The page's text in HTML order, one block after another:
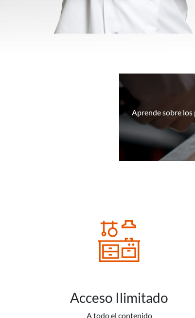
Aprende sobre los
Acceso Ilimitado
A todo el contenido